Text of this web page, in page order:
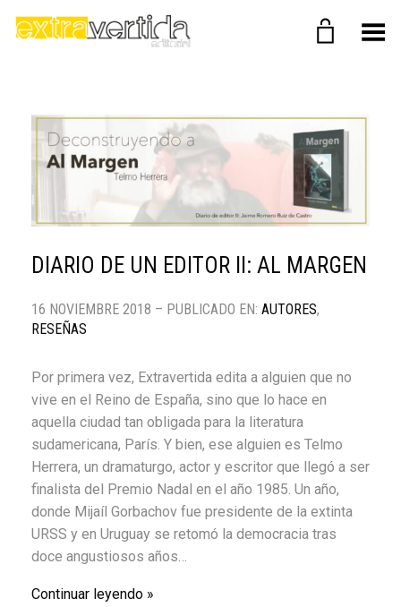
Menú
DIARIO DE UN EDITOR II: AL MARGEN
16 NOVIEMBRE 2018 – PUBLICADO EN: AUTORES,
RESEÑAS
Por primera vez, Extravertida edita a alguien que no
vive en el Reino de España, sino que lo hace en
aquella ciudad tan obligada para la literatura
sudamericana, París. Y bien, ese alguien es Telmo
Herrera, un dramaturgo, actor y escritor que llegó a ser
finalista del Premio Nadal en el año 1985. Un año,
donde Mijaíl Gorbachov fue presidente de la extinta
URSS y en Uruguay se retomó la democracia tras
doce angustiosos años…
Continuar leyendo